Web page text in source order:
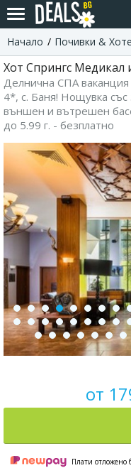
Начало Почивки &
Хот Спрингс Медикал
Делнична СПА ваканция
4*, с. Баня! Нощувка със
външен и вътрешен
до 5.99 г. - безплатно
от
Плати отложено